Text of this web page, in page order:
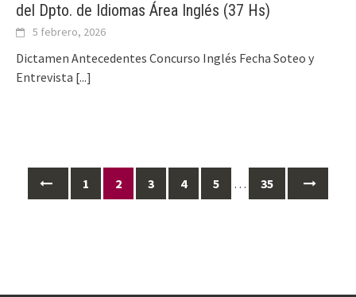
del Dpto. de Idiomas Área Inglés (37 Hs)
5 febrero, 2026
Dictamen Antecedentes Concurso Inglés Fecha Soteo y
Entrevista [...]
1 2 3 4 5 … 35